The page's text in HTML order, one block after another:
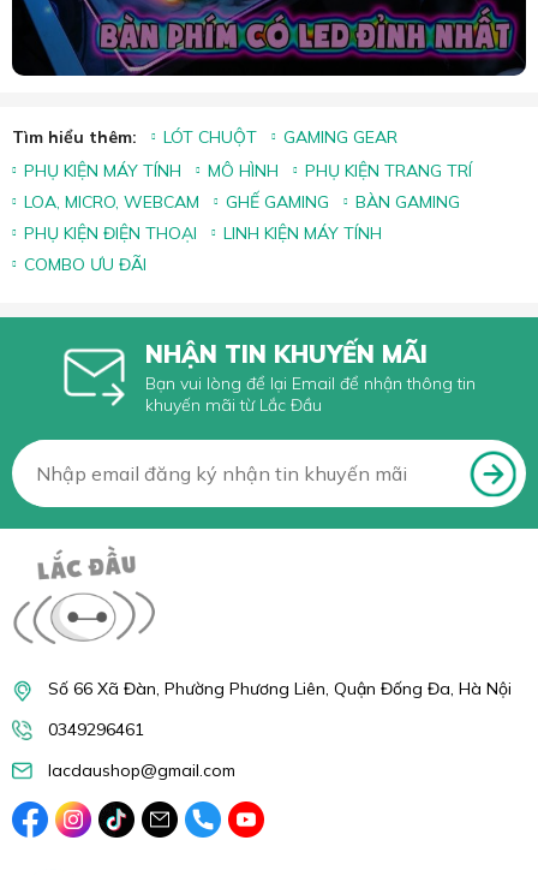
Tìm hiểu thêm: LÓT CHUỘT
GAMING GEAR
PHỤ KIỆN MÁY TÍNH
MÔ HÌNH
PHỤ KIỆN TRANG TRÍ
LOA, MICRO, WEBCAM
GHẾ GAMING
BÀN GAMING
PHỤ KIỆN ĐIỆN THOẠI
LINH KIỆN MÁY TÍNH
COMBO ƯU ĐÃI
NHẬN TIN KHUYẾN MÃI
Bạn vui lòng để lại Email để nhận thông tin
khuyến mãi từ Lắc Đầu
Số 66 Xã Đàn, Phường Phương Liên, Quận Đống Đa, Hà Nội
0349296461
lacdaushop@gmail.com